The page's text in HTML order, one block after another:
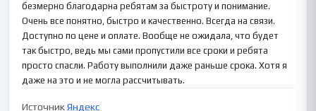
безмерно благодарна ребятам за быстроту и понимание.
Очень все понятно, быстро и качественно. Всегда на связи.
Доступно по цене и оплате. Вообще не ожидала, что будет
так быстро, ведь мы сами пропустили все сроки и ребята
просто спасли. Работу выполнили даже раньше срока. Хотя я
даже на это и не могла рассчитывать.
ИсточникЯндекс